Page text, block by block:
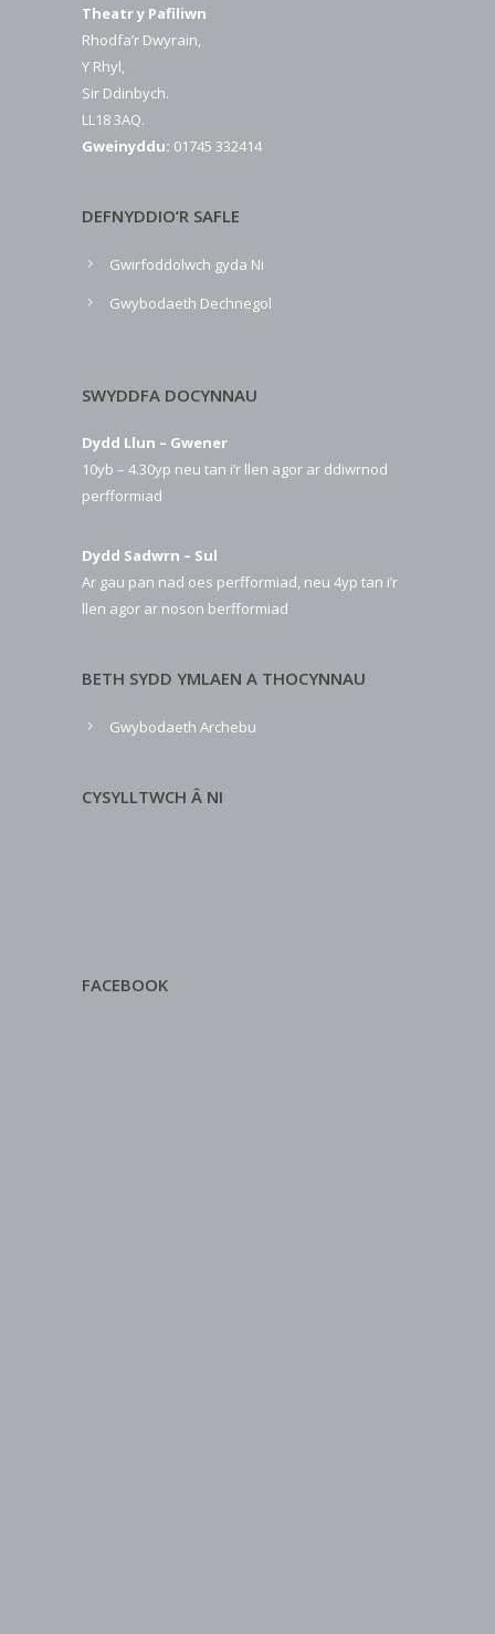
Theatr y Pafiliwn
Rhodfa’r Dwyrain,
Y Rhyl,
Sir Ddinbych.
LL18 3AQ.
Gweinyddu: 01745 332414
DEFNYDDIO’R SAFLE
Gwirfoddolwch gyda Ni
Gwybodaeth Dechnegol
SWYDDFA DOCYNNAU
Dydd Llun – Gwener
10yb – 4.30yp neu tan i’r llen agor ar ddiwrnod
perfformiad
Dydd Sadwrn – Sul
Ar gau pan nad oes perfformiad, neu 4yp tan i’r
llen agor ar noson berfformiad
BETH SYDD YMLAEN A THOCYNNAU
Gwybodaeth Archebu
CYSYLLTWCH Â NI
FACEBOOK